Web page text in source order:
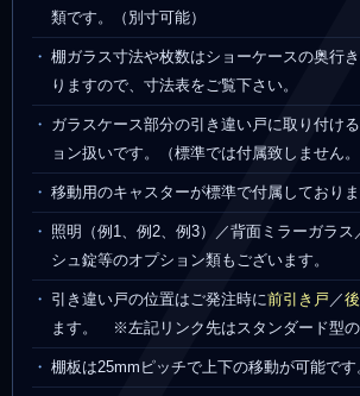
類です。（別寸可能）
棚ガラス寸法や枚数はショーケースの奥行
りますので、寸法表をご覧下さい。
ガラスケース部分の引き違い戸に取り付け
ョン扱いです。（標準では付属致しません。
移動用のキャスターが標準で付属しておりま
照明（例1、例2、例3）／背面ミラーガラス
シュ錠等のオプション類もございます。
引き違い戸の位置はご発注時に前引き戸 ／
ます。 ※左記リンク先はスタンダード型の
棚板は25mmピッチで上下の移動が可能です